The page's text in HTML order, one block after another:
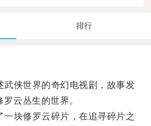
排行
侠世界的奇幻电视剧，故事发
云丛生的世界。
块修罗云碎片，在追寻碎片之